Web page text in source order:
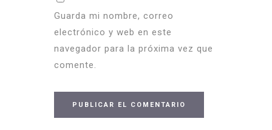
Guarda mi nombre, correo
electrónico y web en este
navegador para la próxima vez que
comente.